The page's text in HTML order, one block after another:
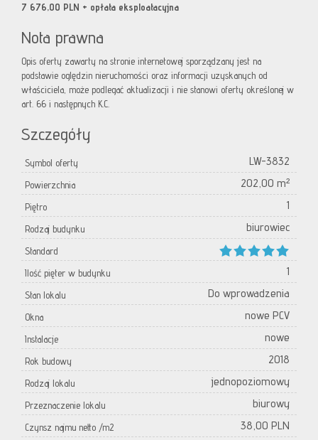
7 676,00 PLN + opłata eksploatacyjna
Nota prawna
Opis oferty zawarty na stronie internetowej sporządzany jest na
podstawie oględzin nieruchomości oraz informacji uzyskanych od
właściciela, może podlegać aktualizacji i nie stanowi oferty określonej w
art. 66 i następnych K.C.
Szczegóły
Symbol oferty LW-3832
Powierzchnia 202,00 m²
Piętro 1
Rodzaj budynku biurowiec
Standard
Ilość pięter w budynku
1
Stan lokalu Do wprowadzenia
Okna nowe PCV
Instalacje nowe
Rok budowy 2018
Rodzaj lokalu jednopoziomowy
Przeznaczenie lokalu biurowy
Czynsz najmu netto /m2 38,00 PLN